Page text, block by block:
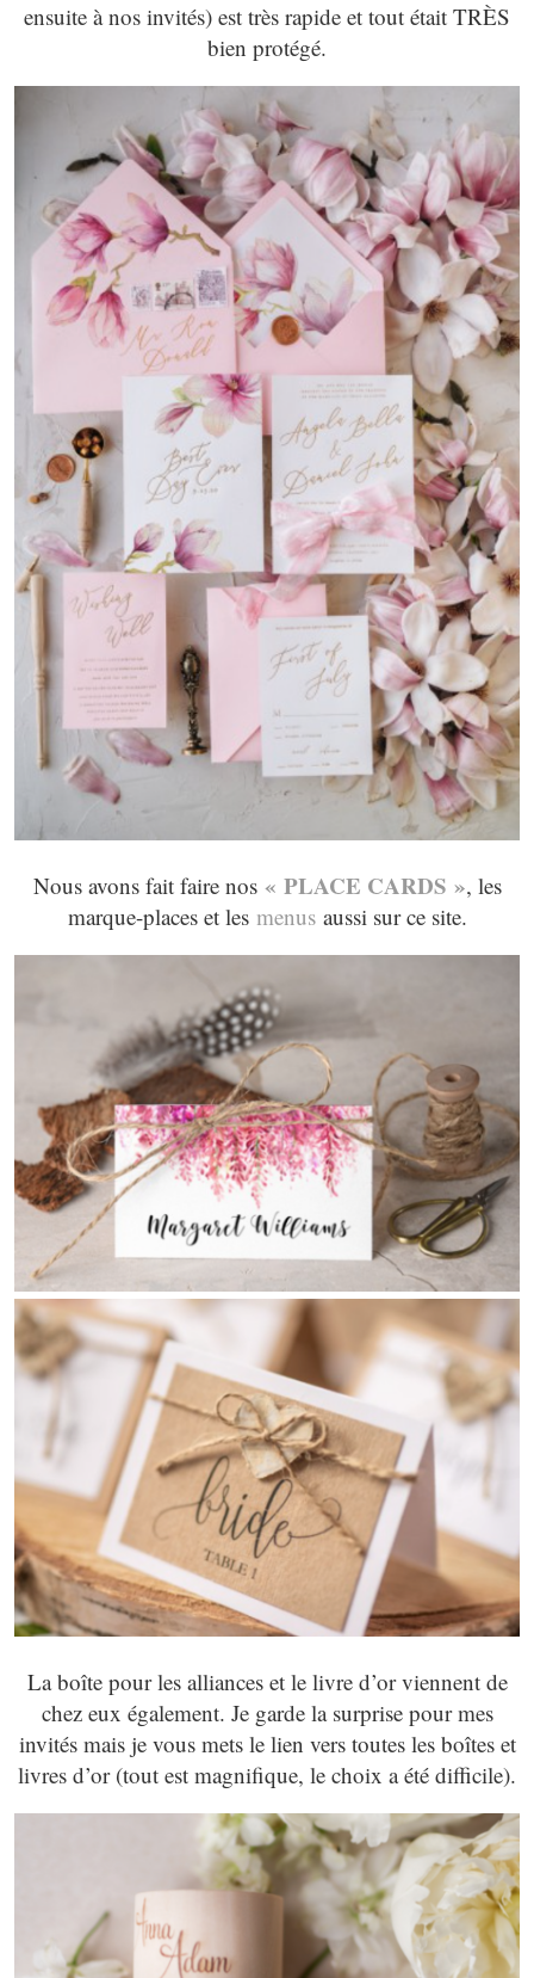
ensuite à nos invités) est très rapide et tout était TRÈS
bien protégé.
Nous avons fait faire nos « PLACE CARDS », les
marque-places et les menusaussi sur ce site.
La boîte pour les alliances et le livre d’or viennent de
chez eux également. Je garde la surprise pour mes
invités mais je vous mets le lien vers toutes les boîtes et
livres d’or (tout est magnifique, le choix a été difficile).